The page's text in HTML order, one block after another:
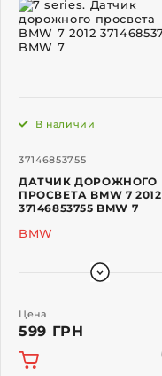
37146853755
В наличии
ДАТЧИК ДОРОЖНОГО
ПРОСВЕТА BMW 7 2012
37146853755 BMW 7
BMW
Цена
599 ГРН